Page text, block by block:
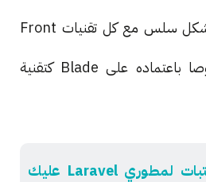
فإن Laravel يتوافق بشكل سلس مع كل تقنيات Front
End سالفة الذكر خصوصا باعتماده على Blade كتقنية
أفضل 10 حزم ومكتبات لمطوري Laravel عليك